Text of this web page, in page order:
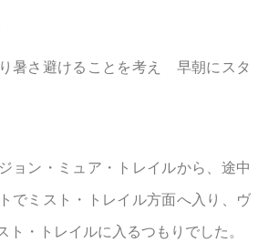
暑さ避けることを考え 早朝にスタ
ョン・ミュア・トレイルから、途中
でミスト・トレイル方面へ入り、ヴ
ト・トレイルに入るつもりでした。